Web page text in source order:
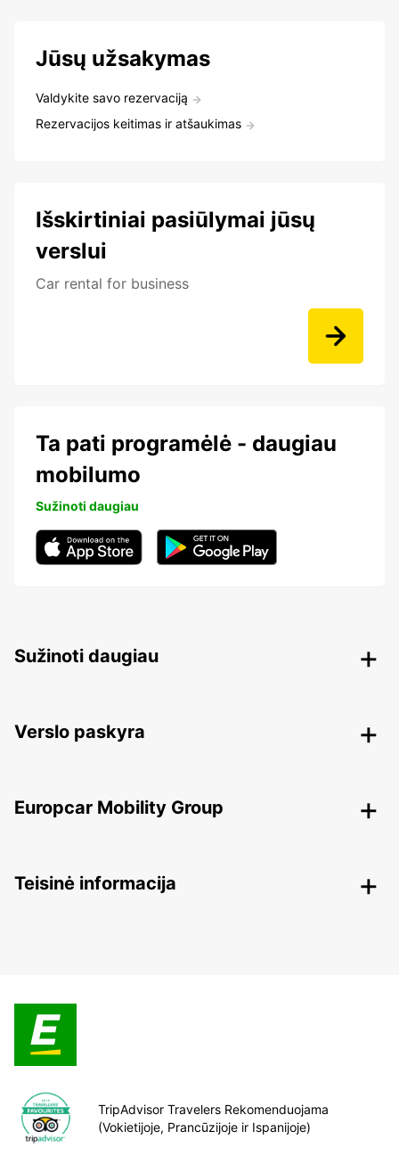
Jūsų užsakymas
Valdykite savo rezervaciją
Rezervacijos keitimas ir atšaukimas
Išskirtiniai pasiūlymai jūsų
verslui
Car rental for business
Ta pati programėlė - daugiau
mobilumo
Sužinoti daugiau
Sužinoti daugiau
Verslo paskyra
Europcar Mobility Group
Teisinė informacija
TripAdvisor Travelers Rekomenduojama
(Vokietijoje, Prancūzijoje ir Ispanijoje)